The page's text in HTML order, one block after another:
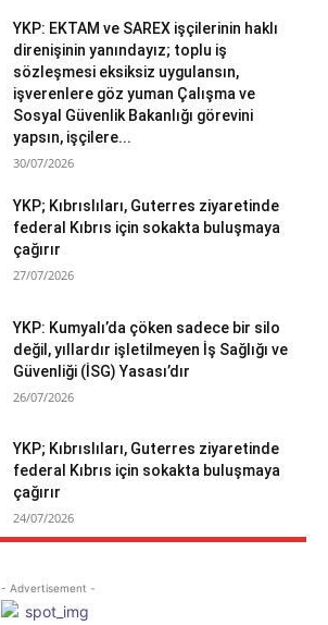
YKP: EKTAM ve SAREX işçilerinin haklı
direnişinin yanındayız; toplu iş
sözleşmesi eksiksiz uygulansın,
işverenlere göz yuman Çalışma ve
Sosyal Güvenlik Bakanlığı görevini
yapsın, işçilere...
30/07/2026
YKP; Kıbrıslıları, Guterres ziyaretinde
federal Kıbrıs için sokakta buluşmaya
çağırır
27/07/2026
YKP: Kumyalı’da çöken sadece bir silo
değil, yıllardır işletilmeyen İş Sağlığı ve
Güvenliği (İSG) Yasası’dır
26/07/2026
YKP; Kıbrıslıları, Guterres ziyaretinde
federal Kıbrıs için sokakta buluşmaya
çağırır
24/07/2026
- Advertisement -